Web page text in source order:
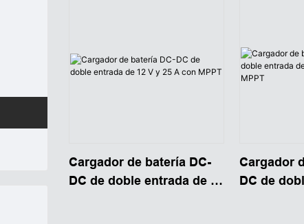
Cargador de batería DC-
DC de doble entrada de 12
Cargador
DC de